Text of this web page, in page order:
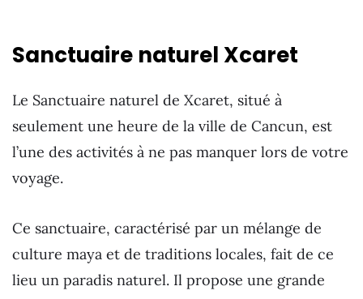
Sanctuaire naturel Xcaret
Le Sanctuaire naturel de Xcaret, situé à
seulement une heure de la ville de Cancun, est
l’une des activités à ne pas manquer lors de votre
voyage.
Ce sanctuaire, caractérisé par un mélange de
culture maya et de traditions locales, fait de ce
lieu un paradis naturel. Il propose une grande